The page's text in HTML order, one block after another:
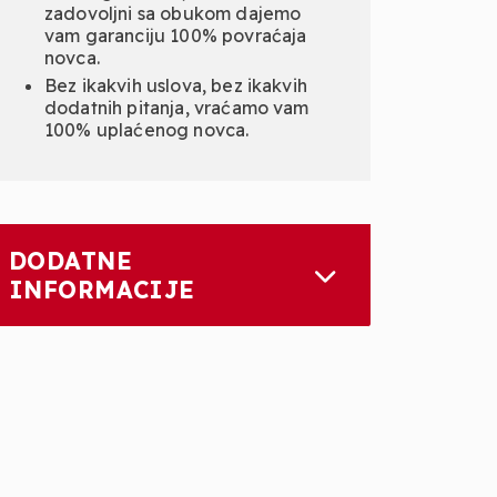
zadovoljni sa obukom dajemo
vam garanciju 100% povraćaja
novca.
Bez ikakvih uslova, bez ikakvih
dodatnih pitanja, vraćamo vam
100% uplaćenog novca.
DODATNE
INFORMACIJE